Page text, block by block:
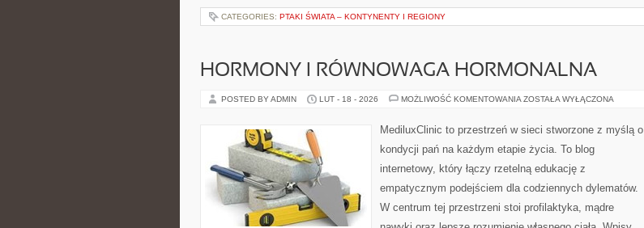
CATEGORIES: PTAKI ŚWIATA – KONTYNENTY I REGIONY
HORMONY I RÓWNOWAGA HORMONALNA
POSTED BY ADMIN LUT - 18 - 2026 MOŻLIWOŚĆ KOMENTOWANIA HORMONY
HORMONALNA
ZOSTAŁA WYŁĄCZONA
MediluxClinic to przestrzeń w sieci stworzone z myślą o
kondycji pań na każdym etapie życia. To blog
internetowy, który łączy rzetelną edukację z
empatycznym podejściem dla codziennych dylematów.
W centrum tej przestrzeni stoi profilaktyka, mądre